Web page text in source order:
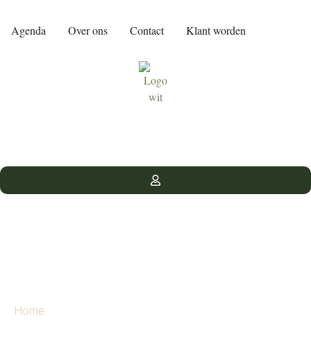
Agenda Over ons Contact Klant worden
Home